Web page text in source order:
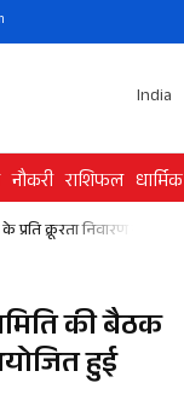
India
नौकरी राशिफल धार्मिक
क्रूरता निवारण
की बैठक
हुई